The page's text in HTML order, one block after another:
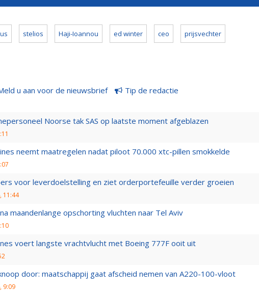
stelios Haji-Ioannou ed winter ceo prijsvechter
u aan voor de nieuwsbrief Tip de redactie
Noorse tak SAS op laatste moment afgeblazen
neemt maatregelen nadat piloot 70.000 xtc-pillen smokkelde
voor leverdoelstelling en ziet orderportefeuille verder groeien
11:44
maandenlange opschorting vluchten naar Tel Aviv
voert langste vrachtvlucht met Boeing 777F ooit uit
door: maatschappij gaat afscheid nemen van A220-100-vloot
9:09